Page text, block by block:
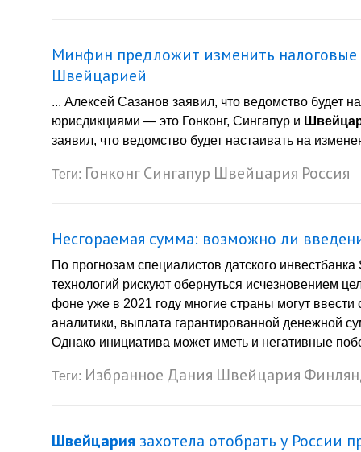
Минфин предложит изменить налоговые
Швейцарией
... Алексей Сазанов заявил, что ведомство будет
юрисдикциями — это Гонконг, Сингапур и
заявил, что ведомство будет настаивать на
Теги: ГонконгСингапур Швейцария Россия
Несгораемая сумма: возможно ли
По прогнозам специалистов датского
технологий рискуют обернуться исчезновением
фоне уже в 2021 году многие страны могут ввести
аналитики, выплата гарантированной денежной
Однако инициатива может иметь и негативные
Теги: Избранное Дания Швейцария
Швейцария захотела отобрать у России